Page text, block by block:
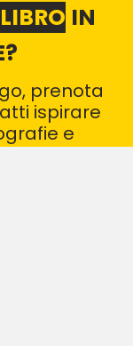
IN
prenota
ispirare
e